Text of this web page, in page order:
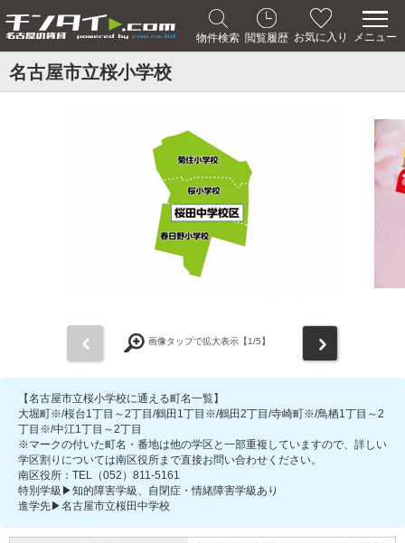
物件検索 閲覧履歴 お気に入り メニュー
名古屋市立桜小学校
画像タップで拡大表示【1/5】
【名古屋市立桜小学校に通える町名一覧】
大堀町※/桜台1丁目～2丁目/鶴田1丁目※/鶴田2丁目/寺崎町※/鳥栖1丁目～2
丁目※/中江1丁目～2丁目
※マークの付いた町名・番地は他の学区と一部重複していますので、詳しい
学区割りについては南区役所まで直接お問い合わせください。
南区役所：TEL（052）811-5161
特別学級▶知的障害学級、自閉症・情緒障害学級あり
進学先▶名古屋市立桜田中学校